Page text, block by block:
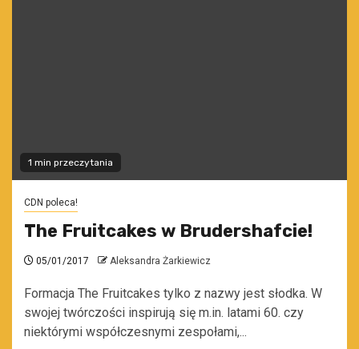
1 min przeczytania
CDN poleca!
The Fruitcakes w Brudershafcie!
05/01/2017 Aleksandra Żarkiewicz
Formacja The Fruitcakes tylko z nazwy jest słodka. W
swojej twórczości inspirują się m.in. latami 60. czy
niektórymi współczesnymi zespołami,...